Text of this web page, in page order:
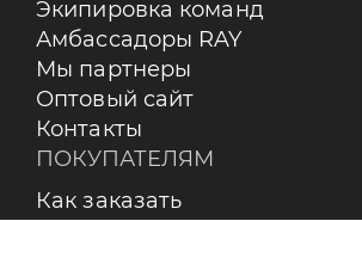
Экипировка команд
Амбассадоры RAY
Мы партнеры
Оптовый сайт
Контакты
ПОКУПАТЕЛЯМ
Как заказать